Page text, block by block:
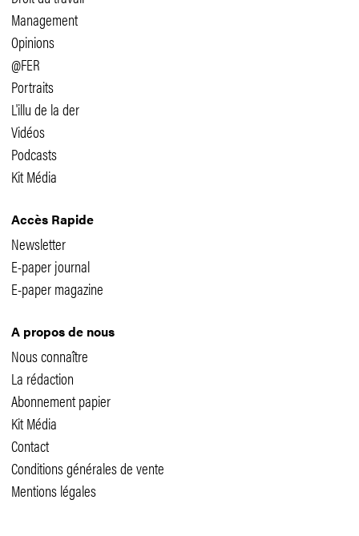
Management
Opinions
@FER
Portraits
L'illu de la der
Vidéos
Podcasts
Kit Média
Accès Rapide
Newsletter
E-paper journal
E-paper magazine
A propos de nous
Nous connaître
La rédaction
Abonnement papier
Kit Média
Contact
Conditions générales de vente
Mentions légales